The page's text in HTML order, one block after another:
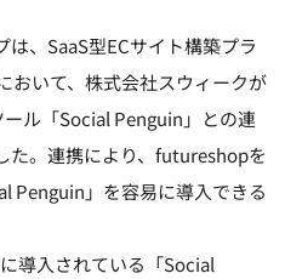
、SaaS型ECサイト構築プラ
おいて、株式会社スウィークが
ル「Social Penguin」との連
た。連携により、futureshopを
Penguin」を容易に導入できる
導入されている「Social